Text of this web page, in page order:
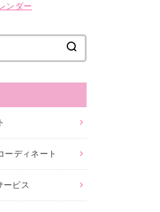
ンダー
ーディネート
ービス